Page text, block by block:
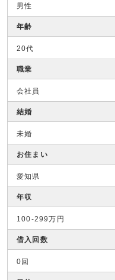
男性
年齢
20代
職業
会社員
結婚
未婚
お住まい
愛知県
年収
100-299万円
借入回数
0回